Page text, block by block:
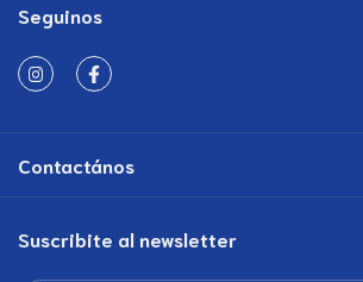
Seguinos
Contactános
Suscribite al newsletter